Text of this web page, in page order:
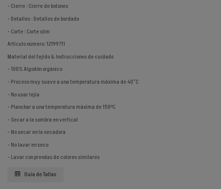
- Cierre : Cierre de botones
- Detalles : Detalles de bordado
- Corte : Corte slim
Artículo número: 12199711
Material del tejido & Instrucciones de cuidado
- 100% Algodón orgánico
- Proceso muy suave a una temperatura máxima de 40°C
- No usar lejía
- Planchar a una temperatura máxima de 150ºC
- Secar a la sombra en vertical
- No secar en la secadora
- No lavar en seco
- Lavar con prendas de colores similares
Guía de Tallas